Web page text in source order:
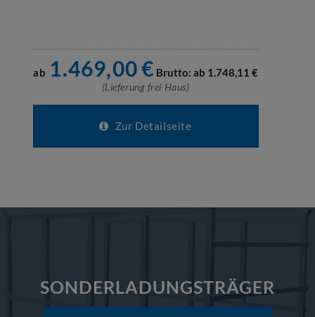
ab 1.469,00€ Brutto: ab 1.748,11 €
(Lieferung frei Haus)
Zur Detailseite
SONDERLADUNGSTRÄGER